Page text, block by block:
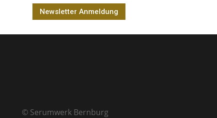
Newsletter Anmeldung
© Serumwerk Bernburg